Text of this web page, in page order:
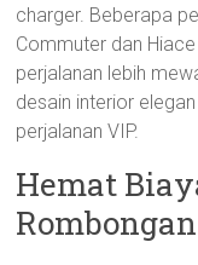
charger. Beberapa
Commuter dan
perjalanan lebih
desain interior
perjalanan VIP.
Hemat
Rombongan